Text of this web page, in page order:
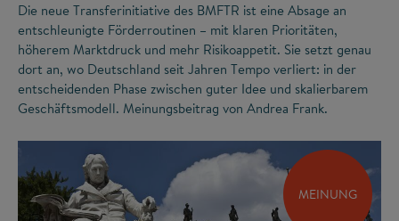
Die neue Transferinitiative des BMFTR ist eine Absage an
entschleunigte Förderroutinen – mit klaren Prioritäten,
höherem Marktdruck und mehr Risikoappetit. Sie setzt genau
dort an, wo Deutschland seit Jahren Tempo verliert: in der
entscheidenden Phase zwischen guter Idee und skalierbarem
Geschäftsmodell. Meinungsbeitrag von Andrea Frank.
MEINUNG